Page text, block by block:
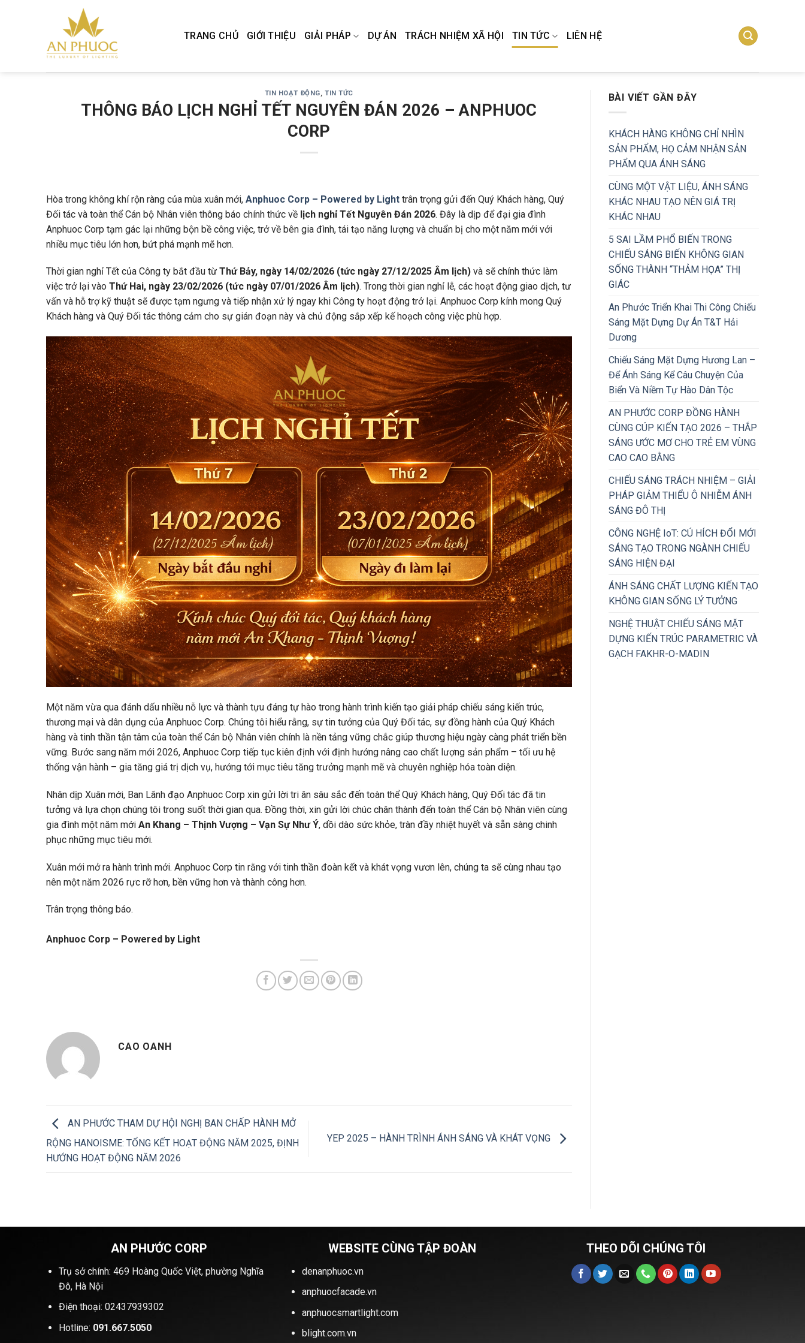
TRANG CHỦ GIỚI THIỆU GIẢI PHÁP DỰ ÁN TRÁCH NHIỆM XÃ HỘI TIN TỨC LIÊN HỆ
TIN HOẠT ĐỘNG, TIN TỨC
THÔNG BÁO LỊCH NGHỈ TẾT NGUYÊN ĐÁN 2026 – ANPHUOC
CORP
Hòa trong không khí rộn ràng của mùa xuân mới, Anphuoc Corp – Powered by Light trân trọng gửi đến Quý Khách hàng, Quý
Đối tác và toàn thể Cán bộ Nhân viên thông báo chính thức về lịch nghỉ Tết Nguyên Đán 2026. Đây là dịp để đại gia đình
Anphuoc Corp tạm gác lại những bộn bề công việc, trở về bên gia đình, tái tạo năng lượng và chuẩn bị cho một năm mới với
nhiều mục tiêu lớn hơn, bứt phá mạnh mẽ hơn.
Thời gian nghỉ Tết của Công ty bắt đầu từ Thứ Bảy, ngày 14/02/2026 (tức ngày 27/12/2025 Âm lịch) và sẽ chính thức làm
việc trở lại vào Thứ Hai, ngày 23/02/2026 (tức ngày 07/01/2026 Âm lịch). Trong thời gian nghỉ lễ, các hoạt động giao dịch, tư
vấn và hỗ trợ kỹ thuật sẽ được tạm ngưng và tiếp nhận xử lý ngay khi Công ty hoạt động trở lại. Anphuoc Corp kính mong Quý
Khách hàng và Quý Đối tác thông cảm cho sự gián đoạn này và chủ động sắp xếp kế hoạch công việc phù hợp.
Một năm vừa qua đánh dấu nhiều nỗ lực và thành tựu đáng tự hào trong hành trình kiến tạo giải pháp chiếu sáng kiến trúc,
thương mại và dân dụng của Anphuoc Corp. Chúng tôi hiểu rằng, sự tin tưởng của Quý Đối tác, sự đồng hành của Quý Khách
hàng và tinh thần tận tâm của toàn thể Cán bộ Nhân viên chính là nền tảng vững chắc giúp thương hiệu ngày càng phát triển bền
vững. Bước sang năm mới 2026, Anphuoc Corp tiếp tục kiên định với định hướng nâng cao chất lượng sản phẩm – tối ưu hệ
thống vận hành – gia tăng giá trị dịch vụ, hướng tới mục tiêu tăng trưởng mạnh mẽ và chuyên nghiệp hóa toàn diện.
Nhân dịp Xuân mới, Ban Lãnh đạo Anphuoc Corp xin gửi lời tri ân sâu sắc đến toàn thể Quý Khách hàng, Quý Đối tác đã tin
tưởng và lựa chọn chúng tôi trong suốt thời gian qua. Đồng thời, xin gửi lời chúc chân thành đến toàn thể Cán bộ Nhân viên cùng
gia đình một năm mới An Khang – Thịnh Vượng – Vạn Sự Như Ý, dồi dào sức khỏe, tràn đầy nhiệt huyết và sẵn sàng chinh
phục những mục tiêu mới.
Xuân mới mở ra hành trình mới. Anphuoc Corp tin rằng với tinh thần đoàn kết và khát vọng vươn lên, chúng ta sẽ cùng nhau tạo
nên một năm 2026 rực rỡ hơn, bền vững hơn và thành công hơn.
Trân trọng thông báo.
Anphuoc Corp – Powered by Light
CAO OANH
AN PHƯỚC THAM DỰ HỘI NGHỊ BAN CHẤP HÀNH MỞ
RỘNG HANOISME: TỔNG KẾT HOẠT ĐỘNG NĂM 2025, ĐỊNH
HƯỚNG HOẠT ĐỘNG NĂM 2026
YEP 2025 – HÀNH TRÌNH ÁNH SÁNG VÀ KHÁT VỌNG
BÀI VIẾT GẦN ĐÂY
KHÁCH HÀNG KHÔNG CHỈ NHÌN
SẢN PHẨM, HỌ CẢM NHẬN SẢN
PHẨM QUA ÁNH SÁNG
CÙNG MỘT VẬT LIỆU, ÁNH SÁNG
KHÁC NHAU TẠO NÊN GIÁ TRỊ
KHÁC NHAU
5 SAI LẦM PHỔ BIẾN TRONG
CHIẾU SÁNG BIẾN KHÔNG GIAN
SỐNG THÀNH “THẢM HỌA” THỊ
GIÁC
An Phước Triển Khai Thi Công Chiếu
Sáng Mặt Dựng Dự Án T&T Hải
Dương
Chiếu Sáng Mặt Dựng Hương Lan –
Để Ánh Sáng Kể Câu Chuyện Của
Biển Và Niềm Tự Hào Dân Tộc
AN PHƯỚC CORP ĐỒNG HÀNH
CÙNG CÚP KIẾN TẠO 2026 – THẮP
SÁNG ƯỚC MƠ CHO TRẺ EM VÙNG
CAO CAO BẰNG
CHIẾU SÁNG TRÁCH NHIỆM – GIẢI
PHÁP GIẢM THIỂU Ô NHIỄM ÁNH
SÁNG ĐÔ THỊ
CÔNG NGHỆ IoT: CÚ HÍCH ĐỔI MỚI
SÁNG TẠO TRONG NGÀNH CHIẾU
SÁNG HIỆN ĐẠI
ÁNH SÁNG CHẤT LƯỢNG KIẾN TẠO
KHÔNG GIAN SỐNG LÝ TƯỞNG
NGHỆ THUẬT CHIẾU SÁNG MẶT
DỰNG KIẾN TRÚC PARAMETRIC VÀ
GẠCH FAKHR-O-MADIN
AN PHƯỚC CORP
Trụ sở chính: 469 Hoàng Quốc Việt, phường Nghĩa
Đô, Hà Nội
Điện thoại: 02437939302
Hotline: 091.667.5050
WEBSITE CÙNG TẬP ĐOÀN
denanphuoc.vn
anphuocfacade.vn
anphuocsmartlight.com
blight.com.vn
THEO DÕI CHÚNG TÔI